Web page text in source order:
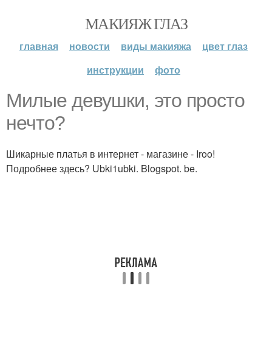
МАКИЯЖ ГЛАЗ
главная новости виды макияжа
цвет глаз
инструкции
фото
Милые девушки, это просто
нечто?
Шикарные платья в интернет - магазине - Iroo!
Подробнее здесь? Ubki1ubki. Blogspot. be.